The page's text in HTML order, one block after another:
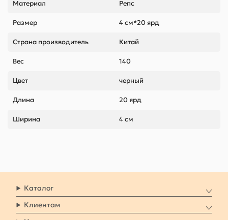
Материал Репс
Размер 4 см*20 ярд
Страна производитель Китай
Вес 140
Цвет черный
Длина 20 ярд
Ширина 4 см
Каталог
Клиентам